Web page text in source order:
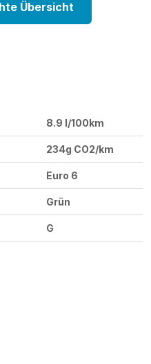
Übersicht
8.9 l/100km
234g CO2/km
Euro 6
Grün
G